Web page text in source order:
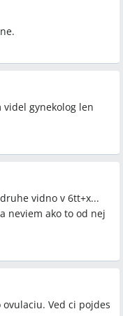
gynekolog len
vidno v 6tt+x...
neviem ako to od nej
Ved ci pojdes